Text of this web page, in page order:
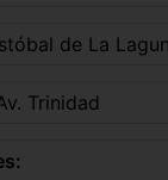
de La
Trinidad